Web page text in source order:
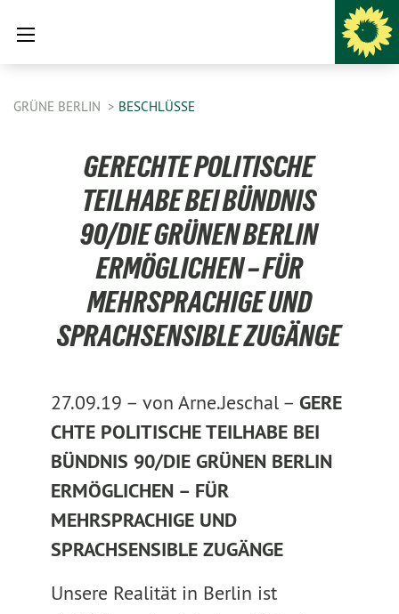
GRÜNE BERLIN BESCHLÜSSE
GERECHTE POLITISCHE
TEILHABE BEI BÜNDNIS
90/DIE GRÜNEN BERLIN
ERMÖGLICHEN – FÜR
MEHRSPRACHIGE UND
SPRACHSENSIBLE ZUGÄNGE
27.09.19 – von Arne.Jeschal – GERE
CHTE POLITISCHE TEILHABE BEI
BÜNDNIS 90/DIE GRÜNEN BERLIN
ERMÖGLICHEN – FÜR
MEHRSPRACHIGE UND
SPRACHSENSIBLE ZUGÄNGE
Unsere Realität in Berlin ist